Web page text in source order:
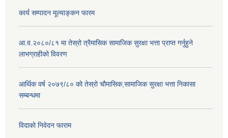
कार्य सम्पादन मूल्याङ्कन फारम
आ.व.२०८०/८१ मा तेस्रो त्रैमासिक सामाजिक सुरक्षा भत्ता प्राप्त गर्नुहुने
लाभग्राहीको विवरण
आर्थिक वर्ष २०७९/८० को तेस्रो चौमासिक,सामाजिक सुरक्षा भत्ता निकासा
सम्बन्धमा
विदाको निवेदन फाराम